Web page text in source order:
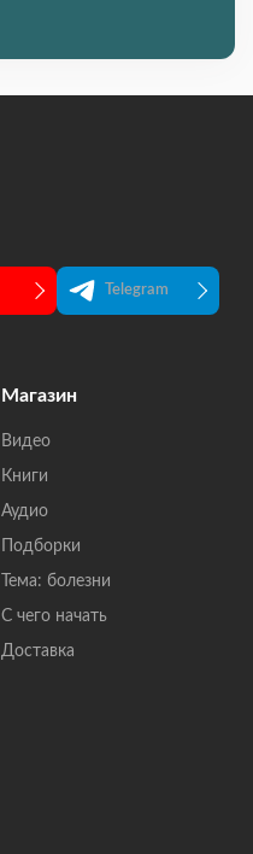
Telegram
Магазин
Видео
Книги
Аудио
Подборки
Тема: болезни
С чего начать
Доставка